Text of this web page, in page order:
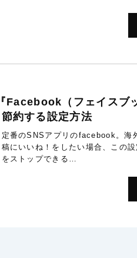
『Facebook（フェイスブ
節約する設定方法
定番のSNSアプリのfacebook。海
稿にいいね！をしたい場合、この
をストップできる…